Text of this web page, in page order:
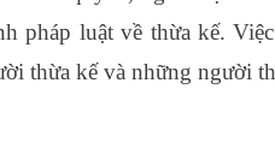
pháp luật về thừa kế.
thừa kế và những người